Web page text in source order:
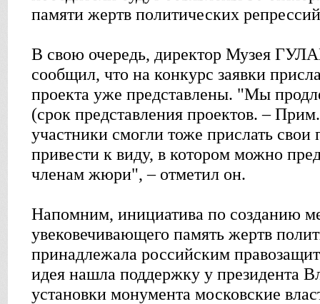
памяти жертв политических
В свою очередь, директор Музея
сообщил, что на конкурс заявки
проекта уже представлены. "Мы
(срок представления проектов. –
участники смогли тоже прислать свои
привести к виду, в котором можно
членам жюри", – отметил он.
Напомним, инициатива по созданию
увековечивающего память жертв
принадлежала российским
идея нашла поддержку у президента
установки монумента московские